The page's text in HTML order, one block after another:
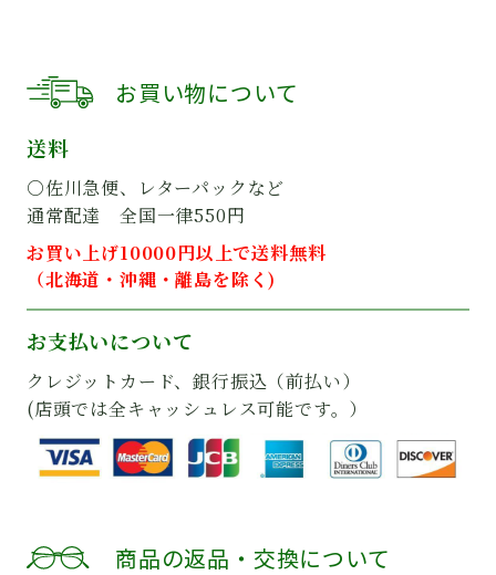
お買い物について
送料
○佐川急便、レターパックなど
通常配達 全国一律550円
お買い上げ10000円以上で送料無料
（北海道・沖縄・離島を除く)
お支払いについて
クレジットカード、銀行振込（前払い）
(店頭では全キャッシュレス可能です。）
商品の返品・交換について